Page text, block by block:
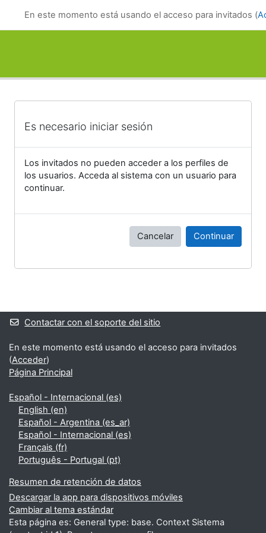
En este momento está usando el acceso para invitados (
Es necesario iniciar sesión
Los invitados no pueden acceder a los perfiles de
los usuarios. Acceda al sistema con un usuario para
continuar.
Cancelar Continuar
Bloques suplementarios
Contactar con el soporte del sitio
En este momento está usando el acceso para invitados
(Acceder)
Página Principal
Español - Internacional ‎(es)‎
English ‎(en)‎
Español - Argentina ‎(es_ar)‎
Español - Internacional ‎(es)‎
Français ‎(fr)‎
Português - Portugal ‎(pt)‎
Resumen de retención de datos
Descargar la app para dispositivos móviles
Cambiar al tema estándar
Esta página es: General type: base. Context Sistema